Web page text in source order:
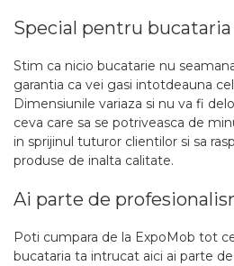
Special pentru
Stim ca nicio bucatarie nu
garantia ca vei gasi intotdeauna
Dimensiunile variaza si nu va fi
ceva care sa se potriveasca de
in sprijinul tuturor clientilor si sa
produse de inalta calitate.
Ai parte de
Poti cumpara de la ExpoMob tot
bucataria ta intrucat aici ai parte